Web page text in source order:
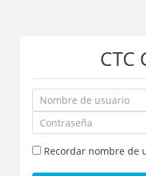
CTC
Nombre
de
usuario
Contraseña
Recordar nombre de